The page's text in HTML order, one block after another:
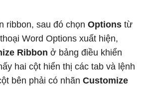
ribbon, sau đó chọn Options từ
Word Options xuất hiện,
Ribbon ở bảng điều khiển
hai cột hiển thị các tab và lệnh
bên phải có nhãn Customize